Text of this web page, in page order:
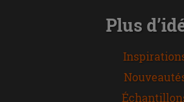
Plus